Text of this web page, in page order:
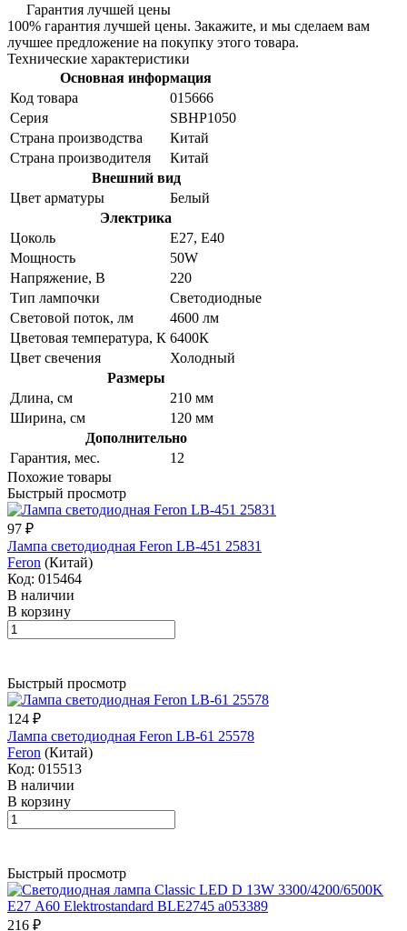
Гарантия лучшей цены
100% гарантия лучшей цены. Закажите, и мы сделаем вам
лучшее предложение на покупку этого товара.
Технические характеристики
Основная информация
Код товара
015666
Серия
SBHP1050
Страна производства
Китай
Страна производителя
Китай
Внешний вид
Цвет арматуры
Белый
Электрика
Цоколь
E27, E40
Мощность
50W
Напряжение, В
220
Тип лампочки
Светодиодные
Световой поток, лм
4600 лм
Цветовая температура, К 6400К
Цвет свечения
Холодный
Размеры
Длина, см
210 мм
Ширина, см
120 мм
Дополнительно
Гарантия, мес.
12
Похожие товары
Быстрый просмотр
97 ₽
Лампа светодиодная Feron LB-451 25831
Feron (Китай)
Код: 015464
В наличии
В корзину
Быстрый просмотр
124 ₽
Лампа светодиодная Feron LB-61 25578
Feron (Китай)
Код: 015513
В наличии
В корзину
Быстрый просмотр
216 ₽